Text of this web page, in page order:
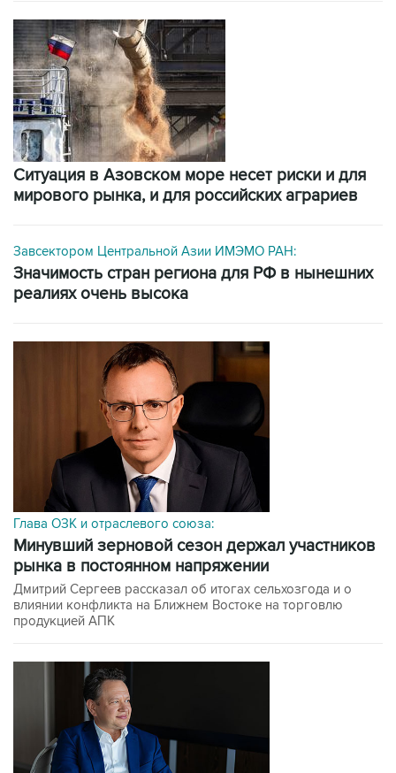
Ситуация в Азовском море несет риски и для
мирового рынка, и для российских аграриев
Завсектором Центральной Азии ИМЭМО РАН:
значимость стран региона для РФ в нынешних
реалиях очень высока
Глава ОЗК и отраслевого союза:
минувший зерновой сезон держал участников
рынка в постоянном напряжении
Дмитрий Сергеев рассказал об итогах сельхозгода и о
влиянии конфликта на Ближнем Востоке на торговлю
продукцией АПК